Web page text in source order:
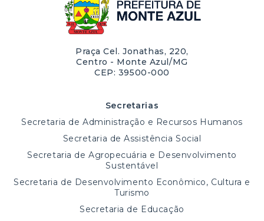
Praça Cel. Jonathas, 220,
Centro - Monte Azul/MG
CEP: 39500-000
Secretarias
Secretaria de Administração e Recursos Humanos
Secretaria de Assistência Social
Secretaria de Agropecuária e Desenvolvimento
Sustentável
Secretaria de Desenvolvimento Econômico, Cultura e
Turismo
Secretaria de Educação